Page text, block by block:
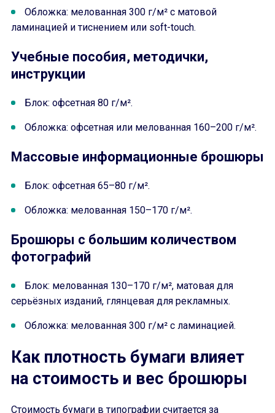
Обложка: мелованная 300 г/м² с матовой
ламинацией и тиснением или soft-touch.
Учебные пособия, методички,
инструкции
Блок: офсетная 80 г/м².
Обложка: офсетная или мелованная 160–200 г/м².
Массовые информационные брошюры
Блок: офсетная 65–80 г/м².
Обложка: мелованная 150–170 г/м².
Брошюры с большим количеством
фотографий
Блок: мелованная 130–170 г/м², матовая для
серьёзных изданий, глянцевая для рекламных.
Обложка: мелованная 300 г/м² с ламинацией.
Как плотность бумаги влияет
на стоимость и вес брошюры
Стоимость бумаги в типографии считается за